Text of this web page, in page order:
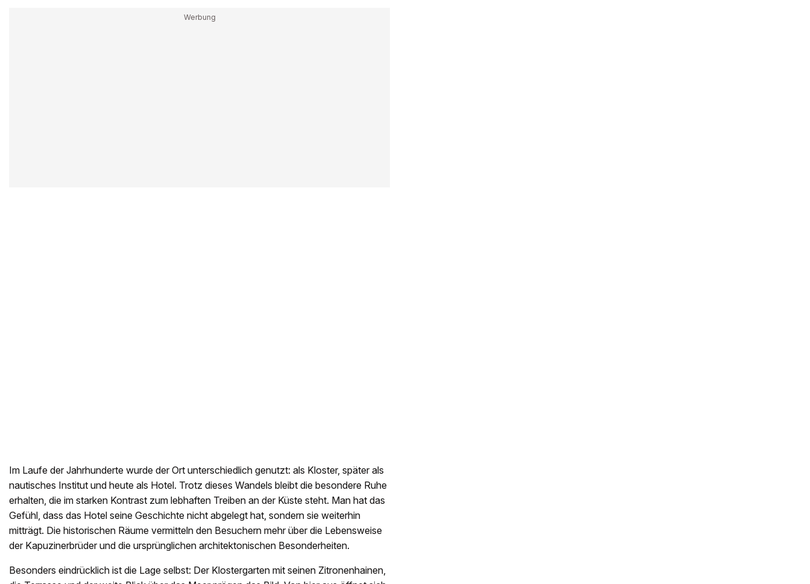
Im Laufe der Jahrhunderte wurde der Ort unterschiedlich genutzt: als Kloster, später als
nautisches Institut und heute als Hotel. Trotz dieses Wandels bleibt die besondere Ruhe
erhalten, die im starken Kontrast zum lebhaften Treiben an der Küste steht. Man hat das
Gefühl, dass das Hotel seine Geschichte nicht abgelegt hat, sondern sie weiterhin
mitträgt. Die historischen Räume vermitteln den Besuchern mehr über die Lebensweise
der Kapuzinerbrüder und die ursprünglichen architektonischen Besonderheiten.
Besonders eindrücklich ist die Lage selbst: Der Klostergarten mit seinen Zitronenhainen,